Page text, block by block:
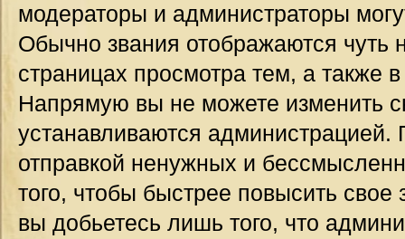
модераторы и администраторы
Обычно звания отображаются чуть
страницах просмотра тем, а также
Напрямую вы не можете изменить
устанавливаются администрацией.
отправкой ненужных и
того, чтобы быстрее повысить
вы добьетесь лишь того, что